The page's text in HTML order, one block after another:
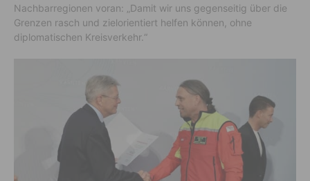
Nachbarregionen voran: „Damit wir uns gegenseitig über die
Grenzen rasch und zielorientiert helfen können, ohne
diplomatischen Kreisverkehr.“